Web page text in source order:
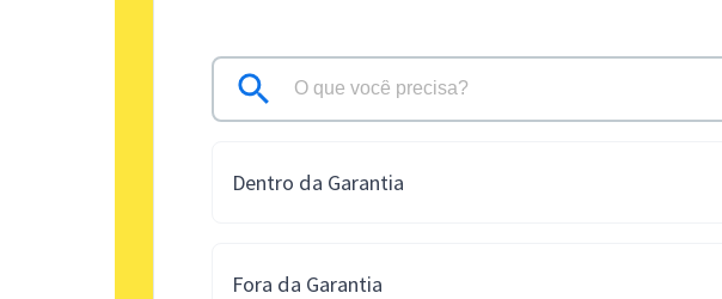
Dentro da Garantia
Fora da Garantia